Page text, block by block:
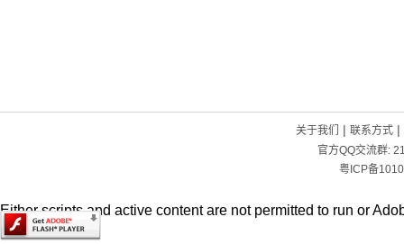
关于我们 | 联系方式|
官方QQ交流群:
粤ICP备
Either scripts and active content are not permitted to run or